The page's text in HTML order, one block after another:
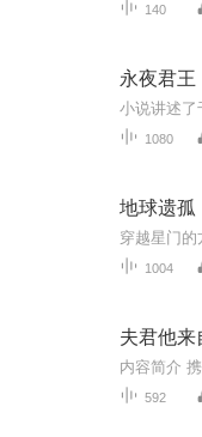
140
永夜君王
1080
地球遗孤
1004
夫君他来
592